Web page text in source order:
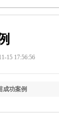
15 17:56:56
成功案例